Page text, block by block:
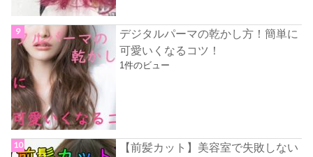
デジタルパーマの乾かし方！簡単に
可愛いくなるコツ！
1件のビュー
【前髪カット】美容室で失敗しない